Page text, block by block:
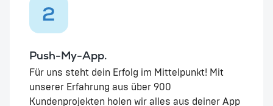
2
Push-My-App.
Für uns steht dein Erfolg im Mittelpunkt! Mit
unserer Erfahrung aus über 900
Kundenprojekten holen wir alles aus deiner App